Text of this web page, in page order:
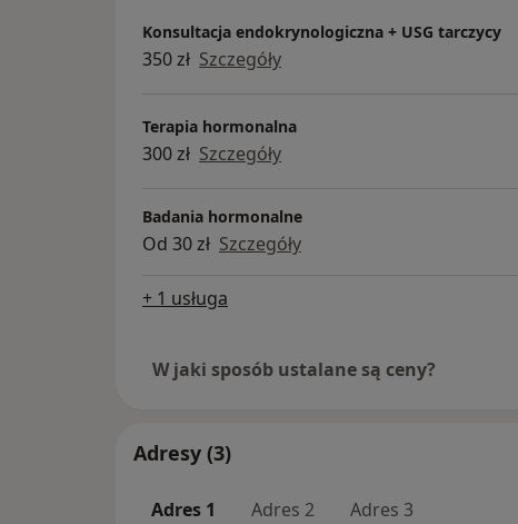
Konsultacja endokrynologiczna + USG tarczycy
350 zł Szczegóły
Terapia hormonalna
300 zł Szczegóły
Badania hormonalne
Od 30 zł Szczegóły
+ 1 usługa
W jaki sposób ustalane są ceny?
Adresy (3)
Adres 1 Adres 2 Adres 3